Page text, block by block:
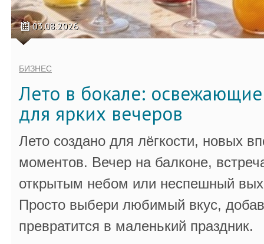
03.08.2026
БИЗНЕС
Лето в бокале:
для ярких вечеров
Лето создано для лёгкости, новых
моментов. Вечер на балконе,
открытым небом или неспешный
Просто выбери любимый вкус,
превратится в маленький праздник.